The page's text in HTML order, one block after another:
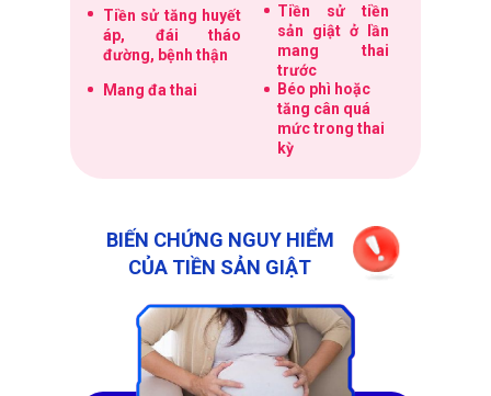
Tiền sử tiền
sản giật ở lần
mang thai
trước
Béo phì hoặc
tăng cân quá
mức trong thai
kỳ
Tiền sử tăng huyết
áp, đái tháo
đường, bệnh thận
Mang đa thai
BIẾN CHỨNG NGUY HIỂM
CỦA TIỀN SẢN GIẬT